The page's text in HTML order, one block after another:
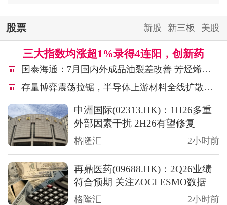
股票 美股
新三板
新股
三大指数均涨超1%录得4连阳，创新药
国泰海通：7月国内外成品油裂差改善 芳烃烯烃价差压缩
存量博弈震荡拉锯，半导体上游材料全线扩散，AI应用步入个股抱团阶段
申洲国际(02313.HK)：1H26多重
外部因素干扰 2H26有望修复
格隆汇 2小时前
再鼎医药(09688.HK)：2Q26业绩
符合预期 关注ZOCI ESMO数据
格隆汇 2小时前